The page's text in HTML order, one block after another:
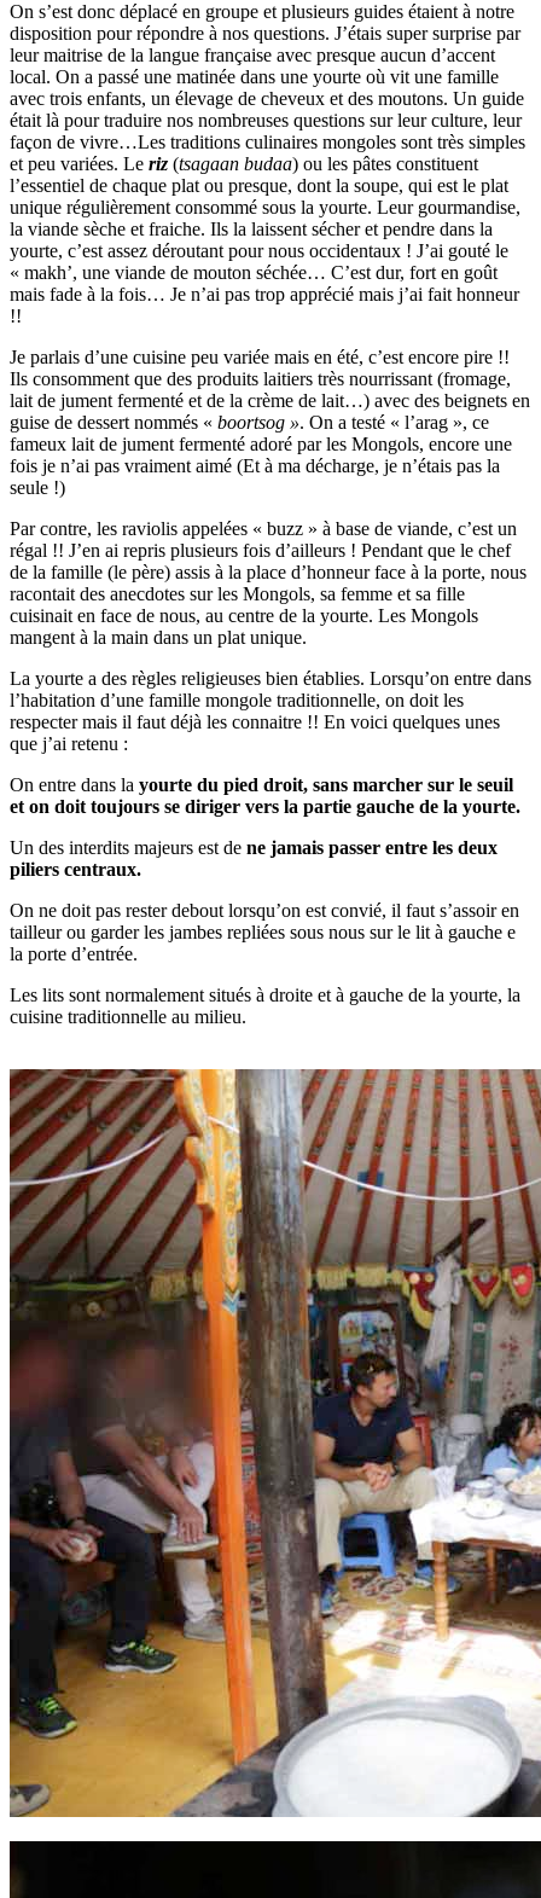
On s’est donc déplacé en groupe et plusieurs guides étaient à notre
disposition pour répondre à nos questions. J’étais super surprise par
leur maitrise de la langue française avec presque aucun d’accent
local. On a passé une matinée dans une yourte où vit une famille
avec trois enfants, un élevage de cheveux et des moutons. Un guide
était là pour traduire nos nombreuses questions sur leur culture, leur
façon de vivre…Les traditions culinaires mongoles sont très simples
et peu variées. Le riz (tsagaan budaa) ou les pâtes constituent
l’essentiel de chaque plat ou presque, dont la soupe, qui est le plat
unique régulièrement consommé sous la yourte. Leur gourmandise,
la viande sèche et fraiche. Ils la laissent sécher et pendre dans la
yourte, c’est assez déroutant pour nous occidentaux ! J’ai gouté le
« makh’, une viande de mouton séchée… C’est dur, fort en goût
mais fade à la fois… Je n’ai pas trop apprécié mais j’ai fait honneur
!!
Je parlais d’une cuisine peu variée mais en été, c’est encore pire !!
Ils consomment que des produits laitiers très nourrissant (fromage,
lait de jument fermenté et de la crème de lait…) avec des beignets en
guise de dessert nommés « boortsog ». On a testé « l’arag », ce
fameux lait de jument fermenté adoré par les Mongols, encore une
fois je n’ai pas vraiment aimé (Et à ma décharge, je n’étais pas la
seule !)
Par contre, les raviolis appelées « buzz » à base de viande, c’est un
régal !! J’en ai repris plusieurs fois d’ailleurs ! Pendant que le chef
de la famille (le père) assis à la place d’honneur face à la porte, nous
racontait des anecdotes sur les Mongols, sa femme et sa fille
cuisinait en face de nous, au centre de la yourte. Les Mongols
mangent à la main dans un plat unique.
La yourte a des règles religieuses bien établies. Lorsqu’on entre dans
l’habitation d’une famille mongole traditionnelle, on doit les
respecter mais il faut déjà les connaitre !! En voici quelques unes
que j’ai retenu :
On entre dans la yourte du pied droit, sans marcher sur le seuil
et on doit toujours se diriger vers la partie gauche de la yourte.
Un des interdits majeurs est de ne jamais passer entre les deux
piliers centraux.
On ne doit pas rester debout lorsqu’on est convié, il faut s’assoir en
tailleur ou garder les jambes repliées sous nous sur le lit à gauche e
la porte d’entrée.
Les lits sont normalement situés à droite et à gauche de la yourte, la
cuisine traditionnelle au milieu.